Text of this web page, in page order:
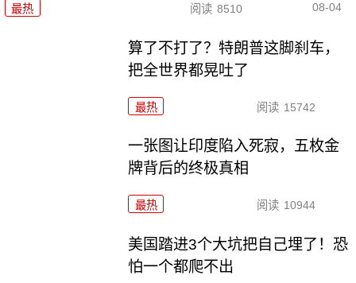
最热 阅读 8510 08-04
算了不打了？特朗普这脚刹车，
把全世界都晃吐了
最热 阅读 15742
一张图让印度陷入死寂，五枚金
牌背后的终极真相
最热 阅读 10944
美国踏进3个大坑把自己埋了！恐
怕一个都爬不出